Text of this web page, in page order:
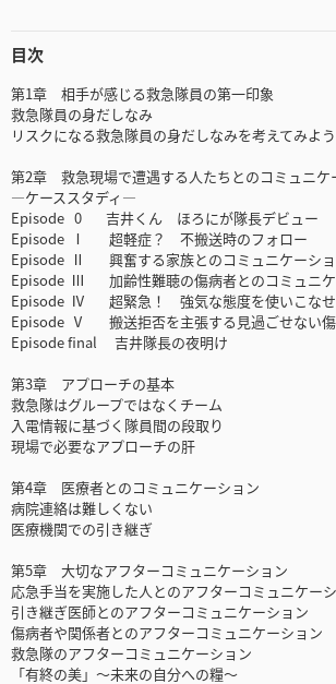
目次
第1章 相手が感じる救急隊員の第一印象
救急隊員の身だしなみ
リスクになる救急隊員の身だしなみを考えてみよう
第2章 救急現場で遭遇する人たちとのコミュニケ
―ケーススタディ―
Episode 0 吉井くん ほろにが隊長デビュー
Episode Ⅰ 超軽症？ 不搬送時のフォロー
Episode Ⅱ 興奮する家族とのコミュニケーシ
Episode Ⅲ 加齢性難聴の傷病者とのコミュニケ
Episode Ⅳ 超緊急！ 強気な態度を使いこなせ
Episode Ⅴ 搬送拒否を主張する見過ごせない
Episode final 吉井隊長の夜明け
第3章 アプローチの基本
救急隊はグループではなくチーム
入電情報に基づく隊員間の段取り
現場で必要なアプローチの肝
第4章 医療者とのコミュニケーション
病院連絡は難しくない
医療機関での引き継ぎ
第5章 大切なアフターコミュニケーション
応急手当を実施した人とのアフターコミュニケー
引き継ぎ医師とのアフターコミュニケーション
傷病者や関係者とのアフターコミュニケーション
救急隊のアフターコミュニケーション
「有終の美」〜未来の自分への糧〜